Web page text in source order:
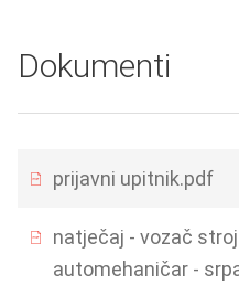
Dokumenti
prijavni upitnik.pdf
natječaj - vozač
automehaničar -